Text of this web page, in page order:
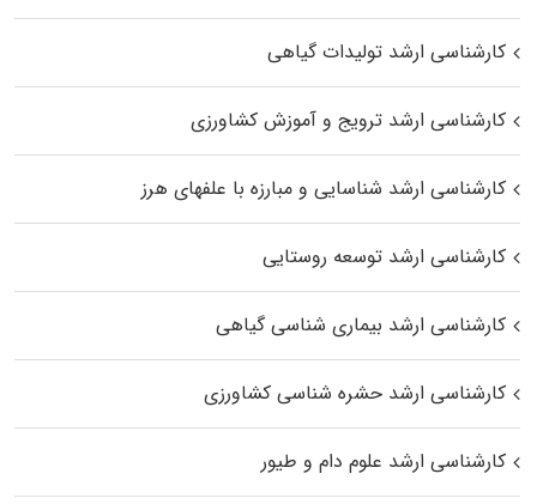
کارشناسی ارشد تولیدات گیاهی
کارشناسی ارشد ترویج و آموزش کشاورزی
کارشناسی ارشد شناسایی و مبارزه با علفهای هرز
کارشناسی ارشد توسعه روستایی
کارشناسی ارشد بیماری‌ شناسی گیاهی
کارشناسی ارشد حشره‌ شناسی کشاورزی
کارشناسی ارشد علوم دام و طیور